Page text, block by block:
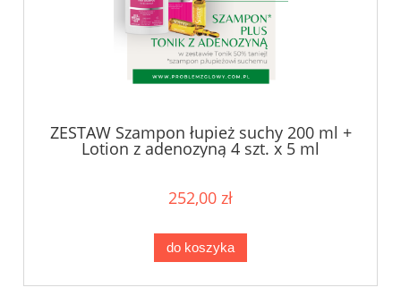
ZESTAW Szampon łupież suchy 200 ml +
Lotion z adenozyną 4 szt. x 5 ml
252,00 zł
do koszyka